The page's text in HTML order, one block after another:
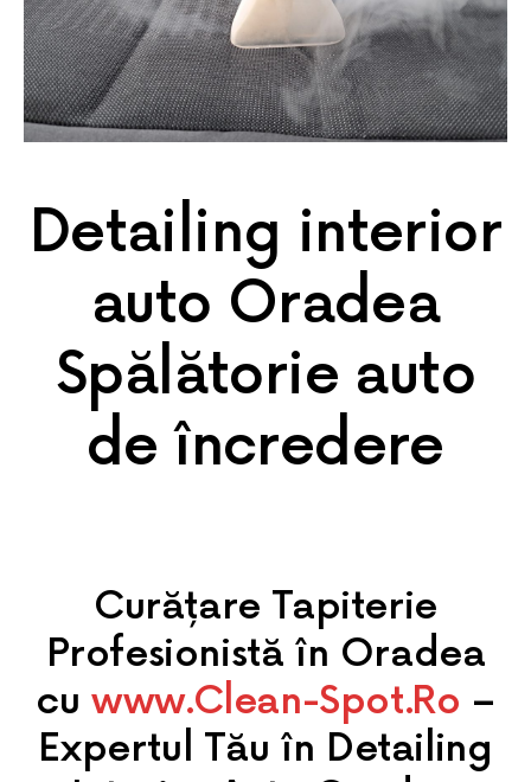
Detailing interior
auto Oradea
Spălătorie auto
de încredere
Curățare Tapiterie
Profesionistă în Oradea
cuwww.Clean-Spot.Ro –
Expertul Tău în Detailing